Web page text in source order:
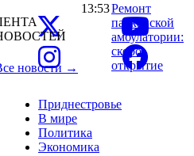
Приднестровье
В мире
Политика
Экономика
новости →
13:53Ремонт
парканской
амбулатории:
скоро
открытие